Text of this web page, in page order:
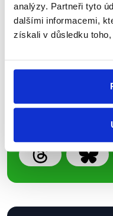
analýzy. Partneři tyto
dalšími informacemi,
získali v důsledku
Sociální sítě
Nenechte si ujít
z Demagog.cz.